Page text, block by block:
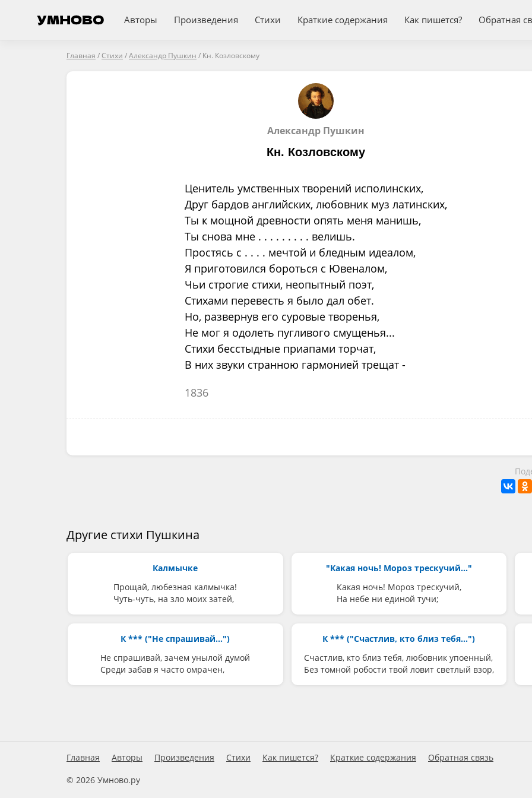
Авторы Произведения Стихи Краткие содержания Как пишется? Обратная
Главная /Стихи /Александр Пушкин / Кн. Козловскому
Александр Пушкин
Кн. Козловскому
Ценитель умственных творений исполинских,
Друг бардов английских, любовник муз латинских,
Ты к мощной древности опять меня манишь,
Ты снова мне . . . . . . . . . велишь.
Простясь с . . . . мечтой и бледным идеалом,
Я приготовился бороться с Ювеналом,
Чьи строгие стихи, неопытный поэт,
Стихами перевесть я было дал обет.
Но, развернув его суровые творенья,
Не мог я одолеть пугливого смущенья...
Стихи бесстыдные приапами торчат,
В них звуки странною гармонией трещат -
1836
Другие стихи Пушкина
Калмычке
Прощай, любезная калмычка!
Чуть-чуть, на зло моих затей,
"Какая ночь! Мороз трескучий..."
Какая ночь! Мороз трескучий,
На небе ни единой тучи;
К *** ("Не спрашивай...")
Не спрашивай, зачем унылой думой
Среди забав я часто омрачен,
К *** ("Счастлив, кто близ тебя...")
Счастлив, кто близ тебя, любовник упоенный,
Без томной робости твой ловит светлый взор,
Главная Авторы Произведения Стихи Как пишется? Краткие содержания
Обратная связь
© 2026 Умново.ру